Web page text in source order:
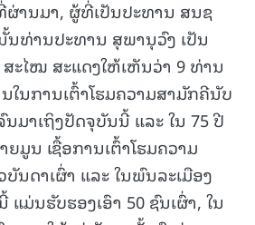
ຜ່ານມາ, ຜູ້ທີ່ເປັນປະທານ ສນຊ
ນທ່ານປະທານ ສຸພານຸວົງ ເປັນ
ະໄໝ ສະແດງໃຫ້ເຫັນວ່າ 9 ທ່ານ
ນການເຕົ້າໂຮມຄວາມສາມັກຄີນັບ
ມາເຖິງປັດຈຸບັນນີ້ ແລະ ໃນ 75 ປີ
ມູນ ເຊື້ອການເຕົ້າໂຮມຄວາມ
ນດາເຜົ່າ ແລະ ໃນພົນລະເມືອງ
ມ່ນຮັບຮອງເອົາ 50 ຊົນເຜົ່າ, ໃນ